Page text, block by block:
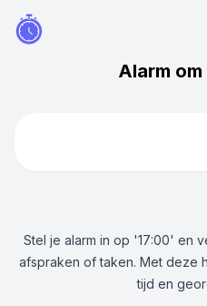
Alarm
Stel je alarm in op '17:00' en
afspraken of taken. Met deze
tijd en